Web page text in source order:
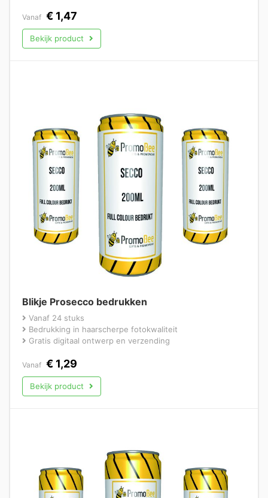
Vanaf € 1,47
Bekijk product
Blikje Prosecco bedrukken
Vanaf 24 stuks
Bedrukking in haarscherpe fotokwaliteit
Gratis digitaal ontwerp en verzending
Vanaf € 1,29
Bekijk product